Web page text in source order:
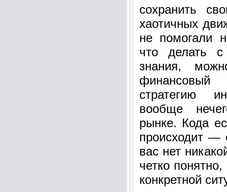
сохранить
хаотичных
не помогали
что делать
знания,
стратегию
вообще
рынке. Кода
происходит —
вас нет
четко
конкретной